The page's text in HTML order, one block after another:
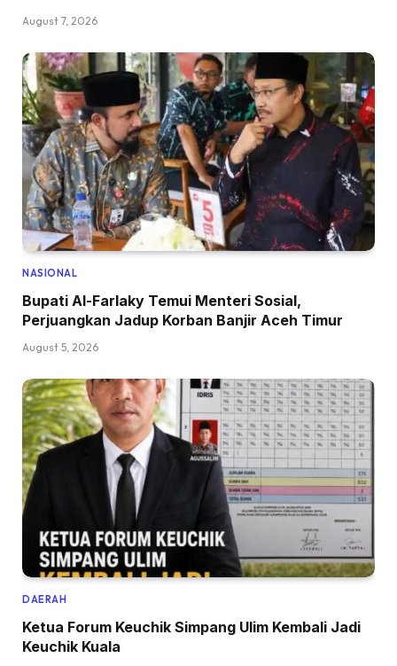
August 7, 2026
NASIONAL
Bupati Al-Farlaky Temui Menteri Sosial,
Perjuangkan Jadup Korban Banjir Aceh Timur
August 5, 2026
DAERAH
Ketua Forum Keuchik Simpang Ulim Kembali Jadi
Keuchik Kuala